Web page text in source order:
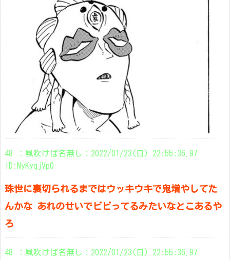
48 ：風吹けば名無し：2022/01/23(日) 22:55:36.97
ID:NyKyqjVp0
珠世に裏切られるまではウッキウキで鬼増やしてた
んかな あれのせいでビビってるみたいなとこあるや
ろ
48 ：風吹けば名無し：2022/01/23(日) 22:55:36.97